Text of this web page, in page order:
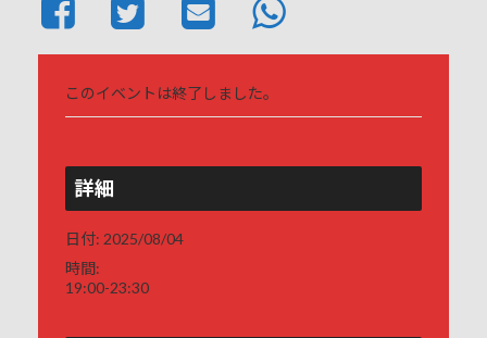
このイベントは終了しました。
詳細
日付: 2025/08/04
時間:
19:00-23:30